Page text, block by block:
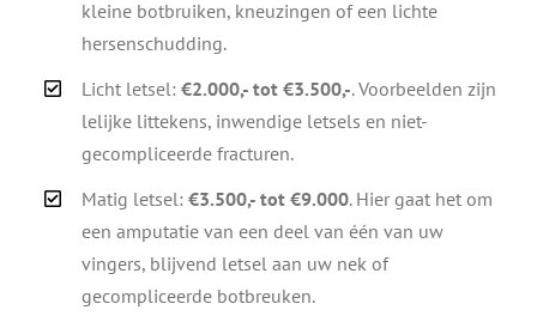
kleine botbruiken, kneuzingen of een lichte
hersenschudding.
Licht letsel:€2.000,- tot €3.500,-. Voorbeelden zijn
lelijke littekens, inwendige letsels en niet-
gecompliceerde fracturen.
Matig letsel:€3.500,- tot €9.000. Hier gaat het om
een amputatie van een deel van één van uw
vingers, blijvend letsel aan uw nek of
gecompliceerde botbreuken.